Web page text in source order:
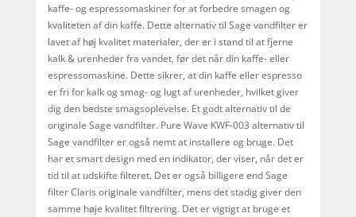
kaffe- og espressomaskiner for at forbedre smagen og
kvaliteten af ​​din kaffe. Dette alternativ til Sage vandfilter er
lavet af høj kvalitet materialer, der er i stand til at fjerne
kalk & urenheder fra vandet, før det når din kaffe- eller
espressomaskine. Dette sikrer, at din kaffe eller espresso
er fri for kalk og smag- og lugt af urenheder, hvilket giver
dig den bedste smagsoplevelse. Et godt alternativ til de
originale Sage vandfilter. Pure Wave KWF-003 alternativ til
Sage vandfilter er også nemt at installere og bruge. Det
har et smart design med en indikator, der viser, når det er
tid til at udskifte filteret. Det er også billigere end Sage
filter Claris originale vandfilter, mens det stadig giver den
samme høje kvalitet filtrering. Det er vigtigt at bruge et